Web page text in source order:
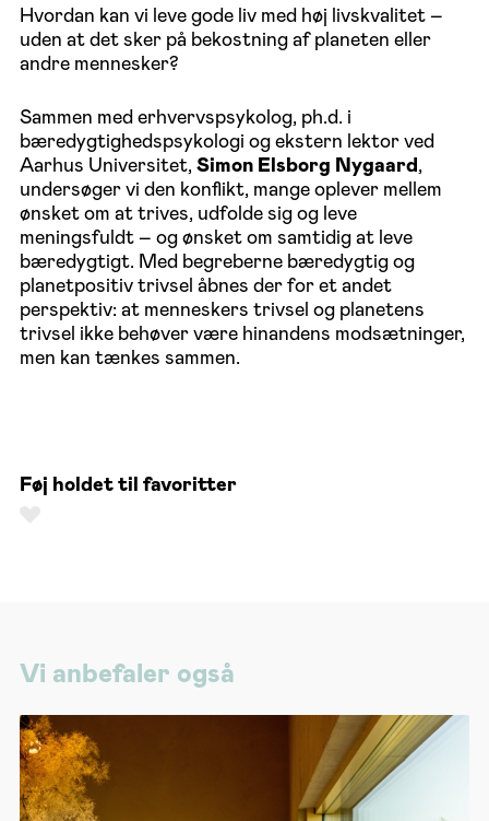
Hvordan kan vi leve gode liv med høj livskvalitet –
uden at det sker på bekostning af planeten eller
andre mennesker?
Sammen med erhvervspsykolog, ph.d. i
bæredygtighedspsykologi og ekstern lektor ved
Aarhus Universitet, Simon Elsborg Nygaard,
undersøger vi den konflikt, mange oplever mellem
ønsket om at trives, udfolde sig og leve
meningsfuldt – og ønsket om samtidig at leve
bæredygtigt. Med begreberne bæredygtig og
planetpositiv trivsel åbnes der for et andet
perspektiv: at menneskers trivsel og planetens
trivsel ikke behøver være hinandens modsætninger,
men kan tænkes sammen.
Føj holdet til favoritter
Vi anbefaler også